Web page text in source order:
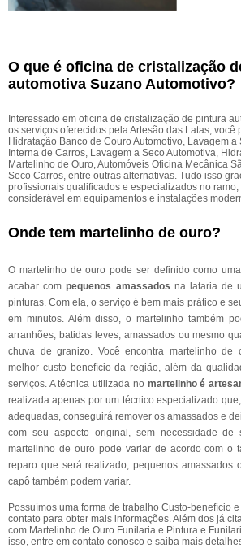
O que é oficina de cristalização
automotiva Suzano Automotivo?
Interessado em oficina de cristalização de pintura
os serviços oferecidos pela Artesão das Latas, você
Hidratação Banco de Couro Automotivo, Lavagem
Interna de Carros, Lavagem a Seco Automotiva,
Martelinho de Ouro, Automóveis Oficina Mecânica
Seco Carros, entre outras alternativas. Tudo isso
profissionais qualificados e especializados no
considerável em equipamentos e instalações
Onde tem martelinho de ouro?
O martelinho de ouro pode ser definido como
acabar compequenos amassados na lataria de
pinturas. Com ela, o serviço é bem mais prático e
em minutos. Além disso, o martelinho também
arranhões, batidas leves, amassados ou mesmo
chuva de granizo. Você encontra martelinho de
melhor custo benefício da região, além da
serviços. A técnica utilizada no martelinho é
realizada apenas por um técnico especializado
adequadas, conseguirá remover os amassados e
com seu aspecto original, sem necessidade de
martelinho de ouro pode variar de acordo com o
reparo que será realizado, pequenos amassados
capô também podem variar.
Possuímos uma forma de trabalho Custo-benefício
contato para obter mais informações. Além dos já
com Martelinho de Ouro Funilaria e Pintura e
isso, entre em contato conosco e saiba mais